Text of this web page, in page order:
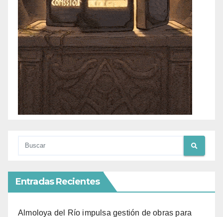
Entradas Recientes
Almoloya del Río impulsa gestión de obras para